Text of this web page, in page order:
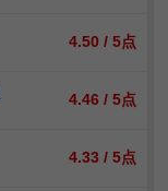
4.50 / 5点
4.46 / 5点
4.33 / 5点